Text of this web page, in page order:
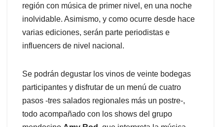
región con música de primer nivel, en una noche
inolvidable. Asimismo, y como ocurre desde hace
varias ediciones, serán parte periodistas e
influencers de nivel nacional.
Se podrán degustar los vinos de veinte bodegas
participantes y disfrutar de un menú de cuatro
pasos -tres salados regionales más un postre-,
todo acompañado con los shows del grupo